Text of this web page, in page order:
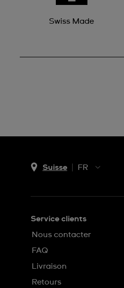
Swiss Made
Suisse
FR
DE
IT
FR
Service clients
Nous contacter
FAQ
Livraison
Retours